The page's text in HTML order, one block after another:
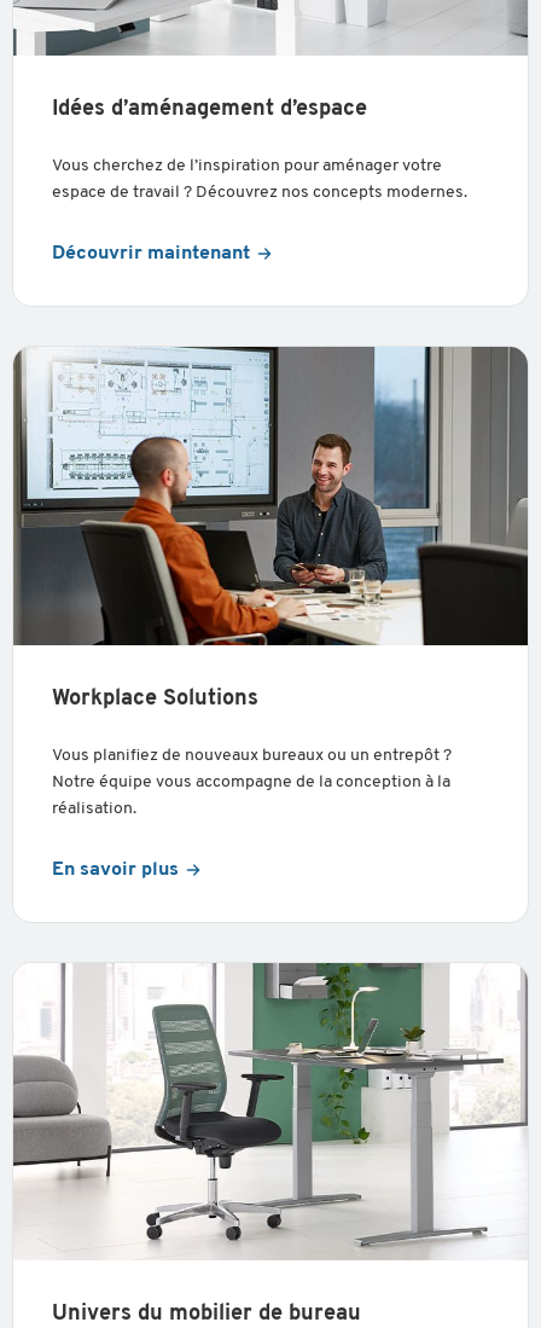
Idées d’aménagement d’espace
Vous cherchez de l’inspiration pour aménager votre
espace de travail ? Découvrez nos concepts modernes.
Découvrir maintenant
Workplace Solutions
Vous planifiez de nouveaux bureaux ou un entrepôt ?
Notre équipe vous accompagne de la conception à la
réalisation.
En savoir plus
Univers du mobilier de bureau